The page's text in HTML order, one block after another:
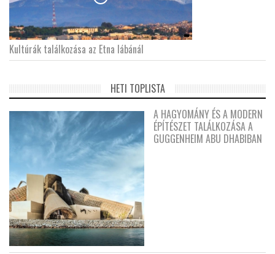
Kultúrák találkozása az Etna lábánál
HETI TOPLISTA
A HAGYOMÁNY ÉS A MODERN
ÉPÍTÉSZET TALÁLKOZÁSA A
GUGGENHEIM ABU DHABIBAN